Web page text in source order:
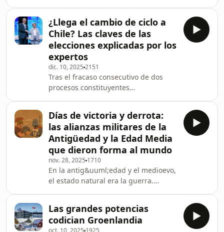
aduanera.
que los portugueses llaman "el
bot&oacute;n at&oacute;mico". Y no
es que Portugal tenga armas
nucleares. Es solo una forma de decir
que el presidente tiene la facultad de
disolver el legislativo convocando
elecciones. Se enfrentan
Ant&oacute;nio Jos&eacute; Se
¿Llega el cambio de ciclo a
Chile? Las claves de las
elecciones explicadas por los
expertos
dic. 10, 2025 2151
Tras el fracaso consecutivo de dos
procesos constituyentes
las urnas para elegir presidente el
domingo 14 de diciembre. La primera
vuelta en noviembre colaps&oacute;
el centro pol&iacute;tico. El proyecto
de derecha conservadora, liderada
por Jos&eacute; Antonio Kast, tiene
todas las de ganar frente a la
comunista Jeannette Jara, gana
Días de victoria y derrota:
las alianzas militares de la
Antigüedad y la Edad Media
que dieron forma al mundo
nov. 28, 2025 1710
En la antig&uuml;edad y el medioevo,
el estado natural era la guerra.
d&iacute;as de victoria y derrotas bajo
la atenta mirada de los dioses,
Las grandes potencias
codician Groenlandia
oct. 10, 2025 1925